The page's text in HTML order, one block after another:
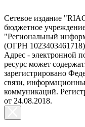
Сетевое издание
бюджетное
"Региональный
(ОГРН
Адрес - электронной
ресурс может
зарегистрировано
связи,
коммуникаций.
от 24.08.2018.